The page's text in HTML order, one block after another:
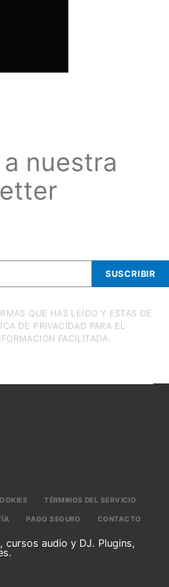
nuestra
SUSCRIBIR
QUE HAS LEÍDO Y ESTAS DE
DE PRIVACIDAD PARA EL
FACILITADA.
TÉRMINOS DEL SERVICIO
PAGO SEGURO CONTACTO
cursos audio y DJ. Plugins,